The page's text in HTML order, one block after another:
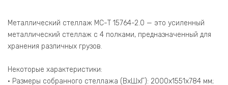
Металлический стеллаж МС-Т 15764-2.0 — это усиленный
металлический стеллаж с 4 полками, предназначенный для
хранения различных грузов.
Некоторые характеристики:
• Размеры собранного стеллажа (ВхШхГ): 2000х1551х784 мм;